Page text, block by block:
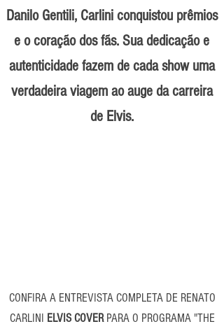
Danilo Gentili, Carlini conquistou prêmios
e o coração dos fãs. Sua dedicação e
autenticidade fazem de cada show uma
verdadeira viagem ao auge da carreira
de Elvis.​
CONFIRA A ENTREVISTA COMPLETA DE RENATO
CARLINI ELVIS COVERPARA O PROGRAMA "THE